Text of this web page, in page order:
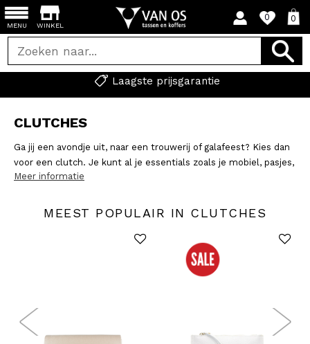
WINKEL
0 0
Laagste prijsgarantie
MENU
CLUTCHES
Ga jij een avondje uit, naar een trouwerij of galafeest? Kies dan
voor een clutch. Je kunt al je essentials zoals je mobiel, pasjes,
geld en lipstick makkelijk meenemen in een clutch. Je hebt ze
polsbandje. Bovendien is een clutch ideaal te combineren met
outfit past of ga je matchen?
portemonnee met een
Meer informatie
MEEST POPULAIR IN CLUTCHES